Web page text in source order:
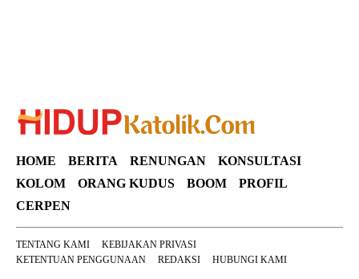
HOME BERITA RENUNGAN
KONSULTASI
KOLOM
ORANG KUDUS BOOM
PROFIL
CERPEN
TENTANG KAMI
KEBIJAKAN PRIVASI
KETENTUAN PENGGUNAAN
REDAKSI HUBUNGI KAMI